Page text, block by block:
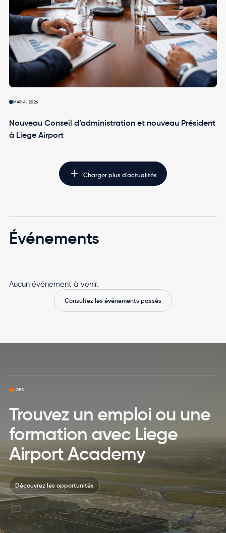
MAR 4, 2026
Nouveau Conseil d’administration et nouveau Président
à Liege Airport
Charger plus d’actualités
Événements
Aucun événement à venir.
Consultez les événements passés
JOBS
Trouvez un emploi ou une
formation avec Liege
Airport Academy
Découvrez les opportunités